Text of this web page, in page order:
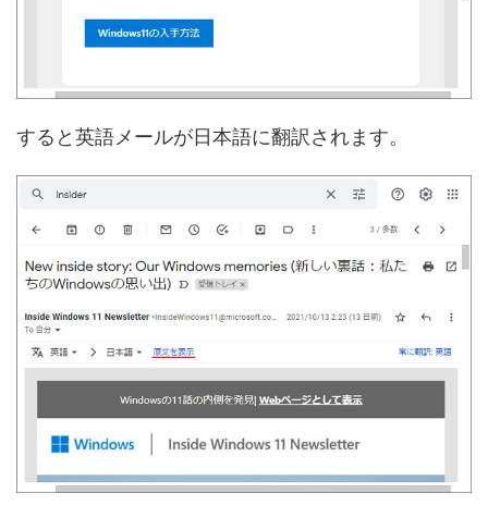
すると英語メールが日本語に翻訳されます。